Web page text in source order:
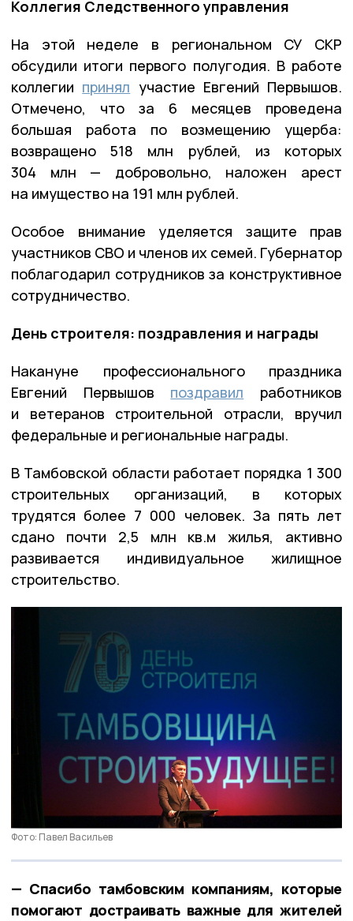
Коллегия Следственного управления
На этой неделе в региональном СУ СКР
обсудили итоги первого полугодия. В работе
коллегии принял участие Евгений Первышов.
Отмечено, что за 6 месяцев проведена
большая работа по возмещению ущерба:
возвращено 518 млн рублей, из которых
304 млн — добровольно, наложен арест
на имущество на 191 млн рублей.
Особое внимание уделяется защите прав
участников СВО и членов их семей. Губернатор
поблагодарил сотрудников за конструктивное
сотрудничество.
День строителя: поздравления и награды
Накануне профессионального праздника
Евгений Первышов поздравил работников
и ветеранов строительной отрасли, вручил
федеральные и региональные награды.
В Тамбовской области работает порядка 1 300
строительных организаций, в которых
трудятся более 7 000 человек. За пять лет
сдано почти 2,5 млн кв.м жилья, активно
развивается индивидуальное жилищное
строительство.
Фото: Павел Васильев
— Спасибо тамбовским компаниям, которые
помогают достраивать важные для жителей